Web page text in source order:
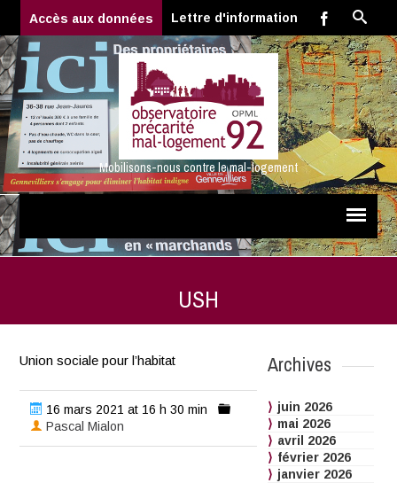
Accès aux données Lettre d'information
Mobilisons-nous contre le mal-logement
USH
Union sociale pour l’habitat
16 mars 2021 at 16 h 30 min
Pascal Mialon
Archives
juin 2026
mai 2026
avril 2026
février 2026
janvier 2026